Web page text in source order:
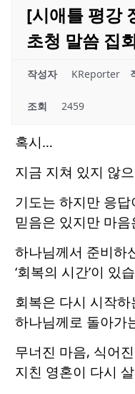
[시애틀 평강
초청 말씀 집
작성자 KReporter
조회 2459
혹시…
지금 지쳐 있지 않
기도는 하지만 응
믿음은 있지만 마
하나님께서 준비하
‘회복의 시간’이 있
회복은 다시 시작
하나님께로 돌아가
무너진 마음, 식어
지친 영혼이 다시